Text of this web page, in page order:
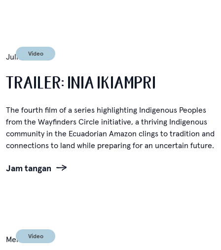
Video
Juli 1, 2024
TRAILER: INIA IKIAMPRI
The fourth film of a series highlighting Indigenous Peoples
from the Wayfinders Circle initiative, a thriving Indigenous
community in the Ecuadorian Amazon clings to tradition and
connections to land while preparing for an uncertain future.
Jam tangan
Video
Mei 12, 2024